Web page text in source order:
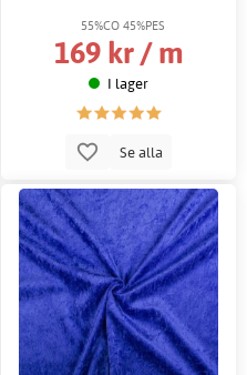
55%CO 45%PES
169 kr / m
I lager
Se alla